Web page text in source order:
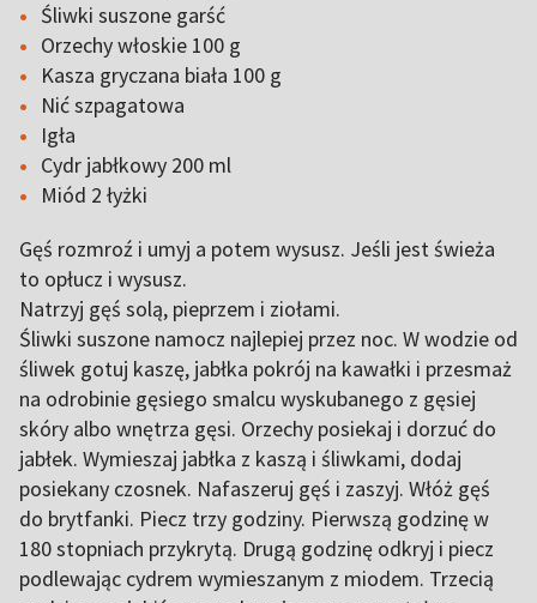
Śliwki suszone garść
Orzechy włoskie 100 g
Kasza gryczana biała 100 g
Nić szpagatowa
Igła
Cydr jabłkowy 200 ml
Miód 2 łyżki
Gęś rozmroź i umyj a potem wysusz. Jeśli jest świeża
to opłucz i wysusz.
Natrzyj gęś solą, pieprzem i ziołami.
Śliwki suszone namocz najlepiej przez noc. W wodzie od
śliwek gotuj kaszę, jabłka pokrój na kawałki i przesmaż
na odrobinie gęsiego smalcu wyskubanego z gęsiej
skóry albo wnętrza gęsi. Orzechy posiekaj i dorzuć do
jabłek. Wymieszaj jabłka z kaszą i śliwkami, dodaj
posiekany czosnek. Nafaszeruj gęś i zaszyj. Włóż gęś
do brytfanki. Piecz trzy godziny. Pierwszą godzinę w
180 stopniach przykrytą. Drugą godzinę odkryj i piecz
podlewając cydrem wymieszanym z miodem. Trzecią